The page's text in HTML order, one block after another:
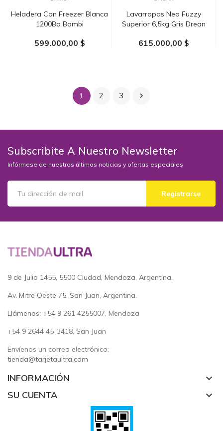
Heladera Con Freezer Blanca
1200Ba Bambi
599.000,00 $
Lavarropas Neo Fuzzy
Superior 6,5kg Gris Drean
615.000,00 $
1 2 3 
Subscribite A Nuestro Newsletter
Infórmese de nuestras últimas noticias y ofertas especiales
Registrarse
9 de Julio 1455, 5500 Ciudad, Mendoza, Argentina.
Av. Mitre Oeste 75, San Juan, Argentina.
Llámenos: +54 9 261 4255007, Mendoza
+54 9 2644 45-3418, San Juan
Envíenos un correo electrónico:
tienda@tarjetaultra.com
INFORMACIÓN keyboard_arrow_down
SU CUENTA keyboard_arrow_down